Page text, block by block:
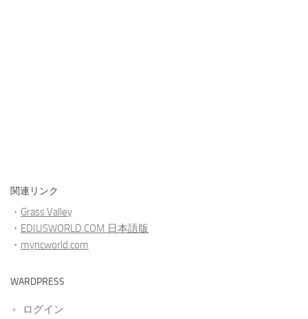
関連リンク
・ Grass Valley
・ EDIUSWORLD.COM 日本語版
・ myncworld.com
WARDPRESS
ログイン